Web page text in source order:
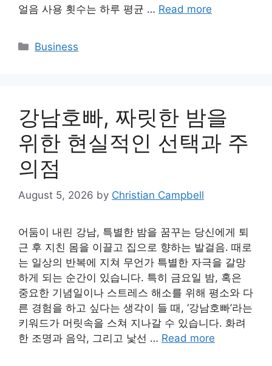
얼음 사용 횟수는 하루 평균 … Read more
Categories
Business
강남호빠, 짜릿한 밤을
위한 현실적인 선택과 주
의점
August 5, 2026 by Christian Campbell
어둠이 내린 강남, 특별한 밤을 꿈꾸는 당신에게 퇴
근 후 지친 몸을 이끌고 집으로 향하는 발걸음. 때로
는 일상의 반복에 지쳐 무언가 특별한 자극을 갈망
하게 되는 순간이 있습니다. 특히 금요일 밤, 혹은
중요한 기념일이나 스트레스 해소를 위해 평소와 다
른 경험을 하고 싶다는 생각이 들 때, ‘강남호빠’라는
키워드가 머릿속을 스쳐 지나갈 수 있습니다. 화려
한 조명과 음악, 그리고 낯선 … Read more